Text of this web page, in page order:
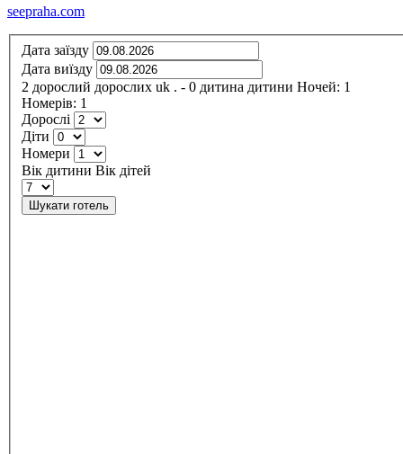
seepraha.com
Дата заїзду
Дата виїзду
2 дорослий дорослих uk . - 0 дитина дитини Ночей: 1
Номерів: 1
Дорослі
Діти
Номери
Вік дитини Вік дітей
Шукати готель